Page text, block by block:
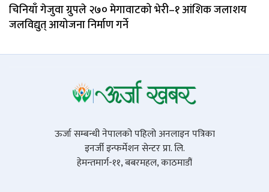
चिनियाँ गेजुवा ग्रुपले २७० मेगावाटको भेरी–१ आंशिक जलाशय
जलविद्युत् आयोजना निर्माण गर्ने
ऊर्जा सम्बन्धी नेपालको पहिलो अनलाइन पत्रिका
इनर्जी इन्फर्मेशन सेन्टर प्रा. लि.
हेमन्तमार्ग-११, बबरमहल, काठमाडौं